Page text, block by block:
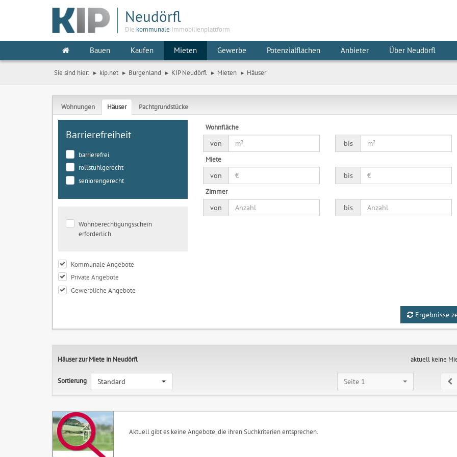
Neudörfl
Die kommunale Immobilienplattform
Bauen Kaufen Mieten Gewerbe Potenzialflächen Anbieter Über Neudörfl
Sie sind hier: kip.net Burgenland KIP Neudörfl Mieten Häuser
Wohnungen Häuser Pachtgrundstücke
Barrierefreiheit
barrierefrei
rollstuhlgerecht
seniorengerecht
Wohnberechtigungsschein
erforderlich
Kommunale Angebote
Private Angebote
Gewerbliche Angebote
Wohnfläche
von
bis
Miete
von
bis
Zimmer
von
bis
Ergebnisse
Häuser zur Miete in Neudörfl
Sortierung Standard
aktuell keine
Seite 1
Aktuell gibt es keine Angebote, die ihren Suchkriterien entsprechen.